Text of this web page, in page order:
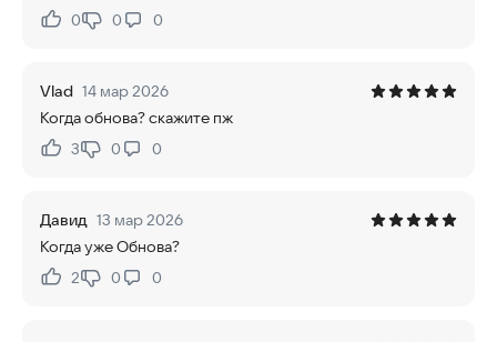
Нравится:
0Не нравится:
0 0
Vlad 14 мар 2026
Когда обнова? скажите пж
Нравится:
3Не нравится:
0 0
Давид 13 мар 2026
Когда уже Обнова?
Нравится:
2Не нравится:
0 0